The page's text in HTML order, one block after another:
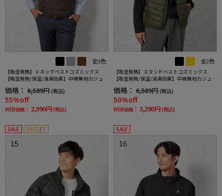
全3色
【吸湿発熱】Ｖネックベストコズミックス
【吸湿発熱/保温/消臭効果】中綿無地カジュア
ルアウターリッケンバッカー秋冬
価格： 6,589円 (税込)
55%off
WEB価格： 2,990円 (税込)
全2色
【吸湿発熱】スタンドベストコズミックス
【吸湿発熱/保温/消臭効果】中綿無地カジュア
ルアウターリッケンバッカー秋冬
価格： 6,589円 (税込)
50%off
WEB価格： 3,290円 (税込)
SALE OUTLET
15
SALE
16